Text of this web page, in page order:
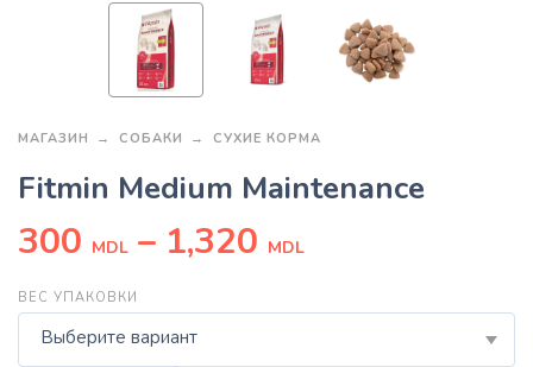
МАГАЗИН СОБАКИ СУХИЕ КОРМА
Fitmin Medium Maintenance
300 MDL – 1,320 MDL
ВЕС УПАКОВКИ
Выберите вариант